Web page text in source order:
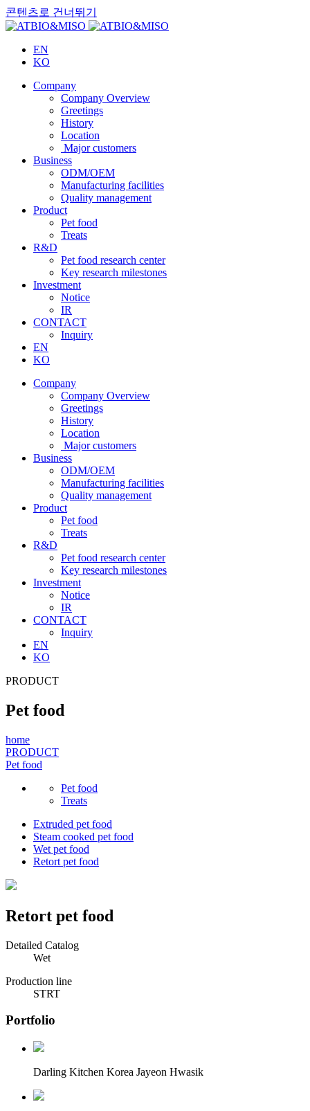
콘텐츠로 건너뛰기
EN
KO
Company
Company Overview
Greetings
History
Location
Major customers
Business
ODM/OEM
Manufacturing facilities
Quality management
Product
Pet food
Treats
R&D
Pet food research center
Key research milestones
Investment
Notice
IR
CONTACT
Inquiry
EN
KO
Company
Company Overview
Greetings
History
Location
Major customers
Business
ODM/OEM
Manufacturing facilities
Quality management
Product
Pet food
Treats
R&D
Pet food research center
Key research milestones
Investment
Notice
IR
CONTACT
Inquiry
EN
KO
PRODUCT
Pet food
home
PRODUCT
Pet food
Pet food
Treats
Extruded pet food
Steam cooked pet food
Wet pet food
Retort pet food
Retort pet food
Detailed Catalog
Wet
Production line
STRT
Portfolio
Darling Kitchen Korea Jayeon Hwasik